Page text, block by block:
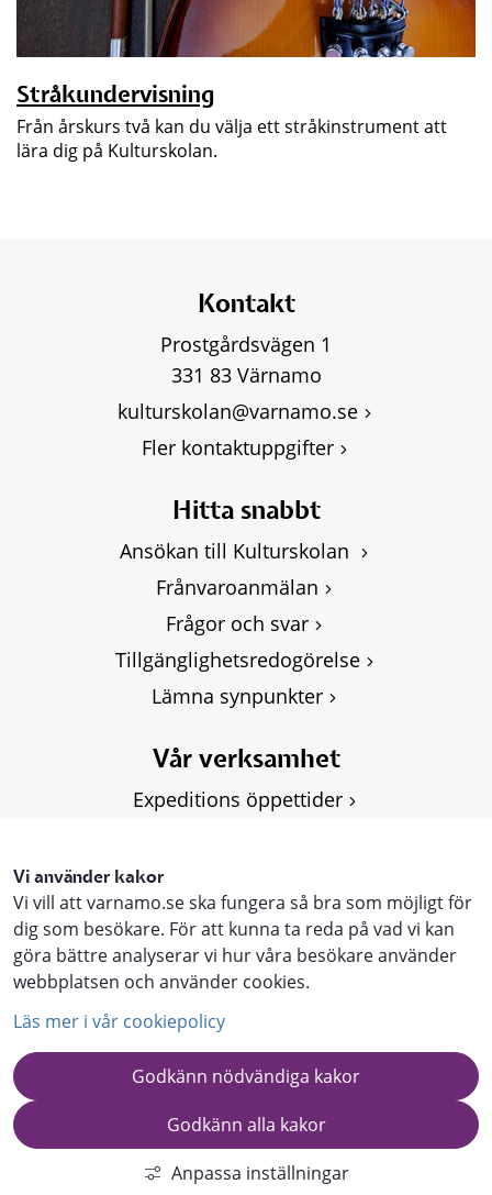
Vi använder kakor
Vi vill att varnamo.se ska fungera så bra som möjligt för
dig som besökare. För att kunna ta reda på vad vi kan
göra bättre analyserar vi hur våra besökare använder
webbplatsen och använder cookies.
Läs mer i vår cookiepolicy
Godkänn nödvändiga kakor
Godkänn alla kakor
Anpassa inställningar
Stråkundervisning
Från årskurs två kan du välja ett stråkinstrument att
lära dig på Kulturskolan.
Kontakt
Prostgårdsvägen 1
331 83 Värnamo
kulturskolan@varnamo.se
Fler kontaktuppgifter
Hitta snabbt
Ansökan till Kulturskolan
Frånvaroanmälan
Frågor och svar
Tillgänglighetsredogörelse
Lämna synpunkter
Vår verksamhet
Expeditions öppettider
Personuppgifter, GDPR
KOMMUN.VARNAMO.SE